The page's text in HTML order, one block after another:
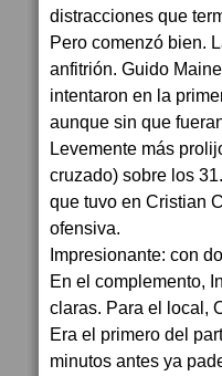
distracciones que
Pero comenzó bien.
anfitrión. Guido
intentaron en la
aunque sin que
Levemente más
cruzado) sobre los
que tuvo en Cristian
ofensiva.
Impresionante: con
En el complemento,
claras. Para el local,
Era el primero del
minutos antes ya